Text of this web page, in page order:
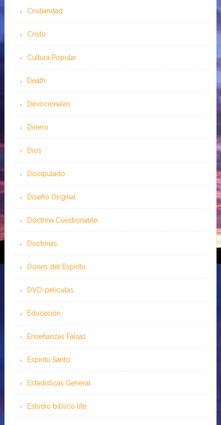
Cristiandad
Cristo
Cultura Popular
Death
Devocionales
Dinero
Dios
Discipulado
Diseño Original
Doctrina Cuestionable
Doctrinas
Dones del Espíritu
DVD-peliculas
Educación
Enseñanzas Falsas
Espíritu Santo
Estadísticas General
Estudio bíblico lite